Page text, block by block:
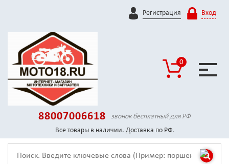
Регистрация Вход
0
88007006618
звонок бесплатный для РФ
Все товары в наличии. Доставка по РФ.